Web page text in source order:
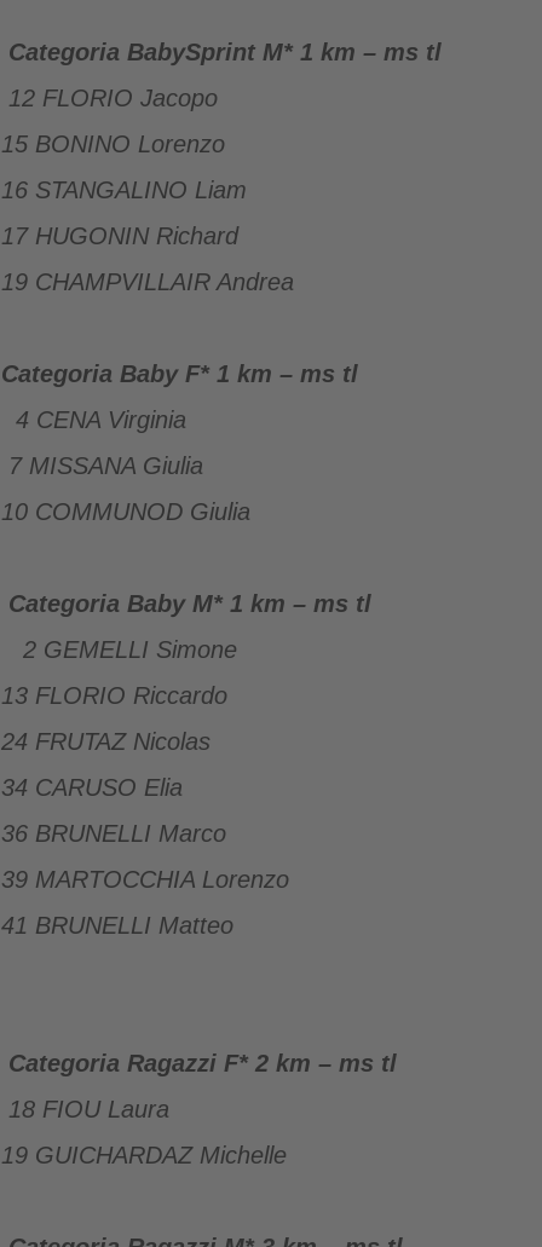
Categoria BabySprint M* 1 km – ms tl
12 FLORIO Jacopo
15 BONINO Lorenzo
16 STANGALINO Liam
17 HUGONIN Richard
19 CHAMPVILLAIR Andrea
Categoria Baby F* 1 km – ms tl
4 CENA Virginia
7 MISSANA Giulia
10 COMMUNOD Giulia
Categoria Baby M* 1 km – ms tl
2 GEMELLI Simone
13 FLORIO Riccardo
24 FRUTAZ Nicolas
34 CARUSO Elia
36 BRUNELLI Marco
39 MARTOCCHIA Lorenzo
41 BRUNELLI Matteo
Categoria Ragazzi F* 2 km – ms tl
18 FIOU Laura
19 GUICHARDAZ Michelle